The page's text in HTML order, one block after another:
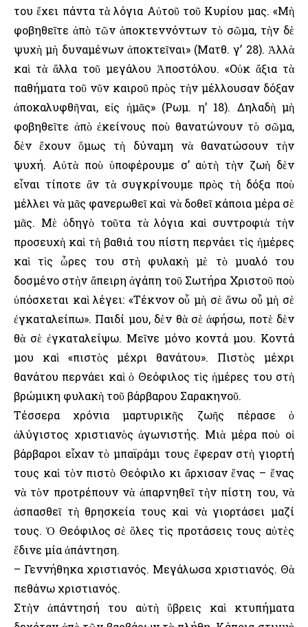
του ἔχει πάντα τὰ λόγια Αὐτοῦ τοῦ Κυρίου μας. «Μὴ
φοβηθεῖτε ἀπὸ τῶν ἀποκτεννόντων τὸ σῶμα, τὴν δὲ
ψυχὴ μὴ δυναμένων ἀποκτεῖναι» (Ματθ. γ’ 28). Ἀλλὰ
καὶ τὰ ἄλλα τοῦ μεγάλου Ἀποστόλου. «Οὐκ ἄξια τὰ
παθήματα τοῦ νῦν καιροῦ πρὸς τὴν μέλλουσαν δόξαν
ἀποκαλυφθῆναι, εἰς ἡμᾶς» (Ρωμ. η’ 18). Δηλαδὴ μὴ
φοβηθεῖτε ἀπὸ ἐκείνους ποὺ θανατώνουν τὸ σῶμα,
δὲν ἔχουν ὅμως τὴ δύναμη νὰ θανατώσουν τὴν
ψυχή. Αὐτὰ ποὺ ὑποφέρουμε σ’ αὐτὴ τὴν ζωὴ δὲν
εἶναι τίποτε ἂν τὰ συγκρίνουμε πρὸς τὴ δόξα ποὺ
μέλλει νὰ μᾶς φανερωθεῖ καὶ νὰ δοθεῖ κάποια μέρα σὲ
μᾶς. Μὲ ὁδηγὸ τοῦτα τὰ λόγια καὶ συντροφιὰ τὴν
προσευχὴ καὶ τὴ βαθιά του πίστη περνάει τὶς ἡμέρες
καὶ τὶς ὦρες του στὴ φυλακὴ μὲ τὸ μυαλό του
δοσμένο στὴν ἄπειρη ἀγάπη τοῦ Σωτήρα Χριστοῦ ποὺ
ὑπόσχεται καὶ λέγει: «Τέκνον οὗ μὴ σὲ ἄνω οὗ μὴ σὲ
ἐγκαταλείπω». Παιδί μου, δὲν θὰ σὲ ἀφήσω, ποτὲ δὲν
θὰ σὲ ἐγκαταλείψω. Μεῖνε μόνο κοντά μου. Κοντά
μου καὶ «πιστὸς μέχρι θανάτου». Πιστὸς μέχρι
θανάτου περνάει καὶ ὁ Θεόφιλος τὶς ἡμέρες του στὴ
βρώμικη φυλακὴ τοῦ βάρβαρου Σαρακηνοῦ.
Τέσσερα χρόνια μαρτυρικῆς ζωῆς πέρασε ὁ
ἀλύγιστος χριστιανὸς ἀγωνιστής. Μιὰ μέρα ποὺ οἱ
βάρβαροι εἶχαν τὸ μπαϊράμι τους ἔφεραν στὴ γιορτή
τους καὶ τὸν πιστὸ Θεόφιλο κι ἄρχισαν ἕνας – ἕνας
νὰ τὸν προτρέπουν νὰ ἀπαρνηθεῖ τὴν πίστη του, νὰ
ἀσπασθεῖ τὴ θρησκεία τους καὶ νὰ γιορτάσει μαζί
τους. Ὁ Θεόφιλος σὲ ὅλες τὶς προτάσεις τους αὐτὲς
ἔδινε μία ἀπάντηση.
– Γεννήθηκα χριστιανός. Μεγάλωσα χριστιανός. Θὰ
πεθάνω χριστιανός.
Στὴν ἀπάντησή του αὐτὴ ὕβρεις καὶ κτυπήματα